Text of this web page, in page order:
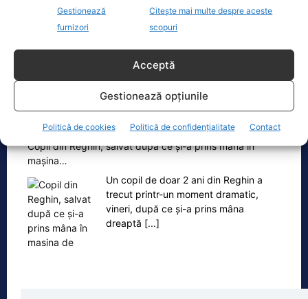
Gestionează
furnizori
Citește mai multe despre aceste
scopuri
Acceptă
Gestionează opțiunile
Politică de cookies Politică de confidențialitate Contact
si Proiectelor Europene, condus pe
atunci de PNL-istul Marcel Bolos,
Oficiul de Știri
Copil din Reghin, salvat după ce și-a prins mâna în
mașina…
Un copil de doar 2 ani din Reghin a
trecut printr-un moment dramatic,
vineri, după ce și-a prins mâna
dreaptă [...]